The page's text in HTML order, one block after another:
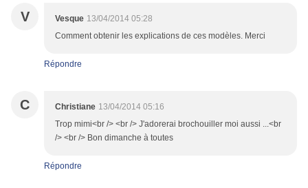
V Vesque 13/04/2014 05:28
Comment obtenir les explications de ces modèles. Merci
Répondre
C Christiane 13/04/2014 05:16
Trop mimi<br /> <br /> J'adorerai brochouiller moi aussi ...<br
/> <br /> Bon dimanche à toutes
Répondre